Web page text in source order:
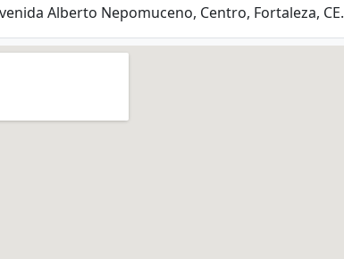
Alberto Nepomuceno, Centro, Fortaleza, CE.